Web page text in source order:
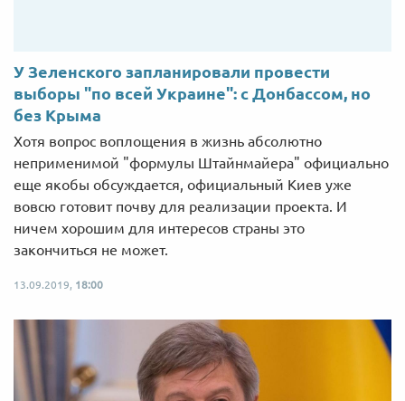
У Зеленского запланировали провести
выборы "по всей Украине": с Донбассом, но
без Крыма
Хотя вопрос воплощения в жизнь абсолютно
неприменимой "формулы Штайнмайера" официально
еще якобы обсуждается, официальный Киев уже
вовсю готовит почву для реализации проекта. И
ничем хорошим для интересов страны это
закончиться не может.
13.09.2019, 18:00